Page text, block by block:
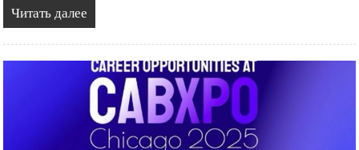
Читать далее